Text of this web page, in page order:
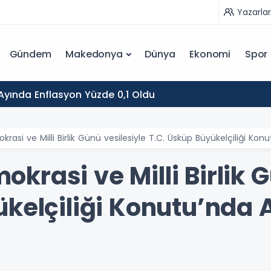
Yazarlar
Gündem Makedonya Dünya Ekonomi Spor
Enflasyon Yüzde 0,1 Oldu
ve Milli Birlik Günü vesilesiyle T.C. Üsküp Büyükelçiliği
ve Milli Birlik
Konutu’nda